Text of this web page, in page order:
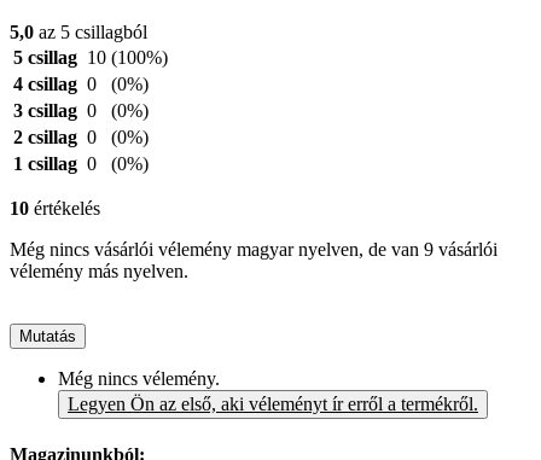
5,0 az 5 csillagból
5 csillag 10 (100%)
4 csillag 0
(0%)
3 csillag 0
(0%)
2 csillag 0
(0%)
1 csillag 0 (0%)
10 értékelés
Még nincs vásárlói vélemény magyar nyelven, de van 9 vásárlói
vélemény más nyelven.
Mutatás
Még nincs vélemény.
Legyen Ön az első, aki véleményt ír erről a termékről.
Magazinunkból: